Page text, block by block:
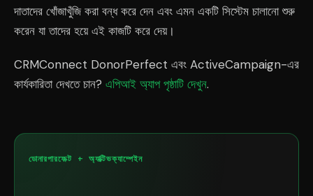
দাতাদের খোঁজাখুঁজি করা বন্ধ করে দেন এবং এমন একটি সিস্টেম চালানো শুরু
করেন যা তাদের হয়ে এই কাজটি করে দেয়।
CRMConnect DonorPerfect এবং ActiveCampaign-এর
কার্যকারিতা দেখতে চান? এপিআই অ্যাপ পৃষ্ঠাটি দেখুন.
ডোনারপারফেক্ট + অ্যাক্টিভক্যাম্পেইন